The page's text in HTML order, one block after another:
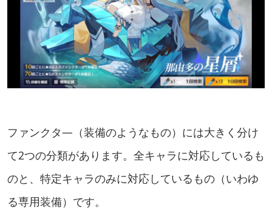
ファンクタ―（装備のようなもの）には大きく分け
て2つの分類があります。全キャラに対応しているも
のと、特定キャラのみに対応しているもの（いわゆ
る専用装備）です。